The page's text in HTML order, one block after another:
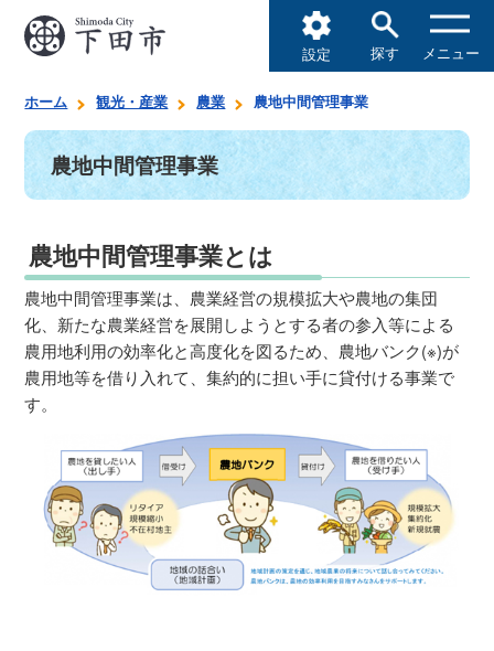
設定 探す メニュー
ホーム 観光・産業 農業 農地中間管理事業
農地中間管理事業
農地中間管理事業とは
農地中間管理事業は、農業経営の規模拡大や農地の集団
化、新たな農業経営を展開しようとする者の参入等による
農用地利用の効率化と高度化を図るため、農地バンク(※)が
農用地等を借り入れて、集約的に担い手に貸付ける事業で
す。